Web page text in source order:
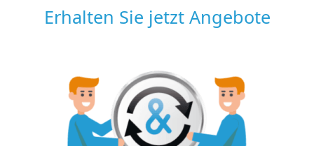
Erhalten Sie jetzt Angebote